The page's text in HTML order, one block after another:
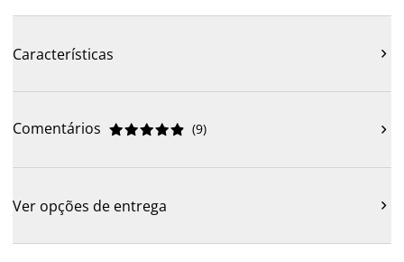
Características 
Comentários 




 (9) 
Ver opções de entrega 